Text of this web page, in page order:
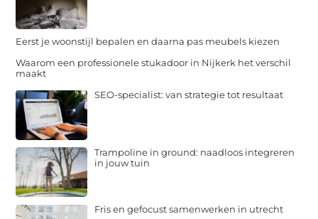
Eerst je woonstijl bepalen en daarna pas meubels kiezen
Waarom een professionele stukadoor in Nijkerk het verschil
maakt
SEO-specialist: van strategie tot resultaat
Trampoline in ground: naadloos integreren
in jouw tuin
Fris en gefocust samenwerken in utrecht